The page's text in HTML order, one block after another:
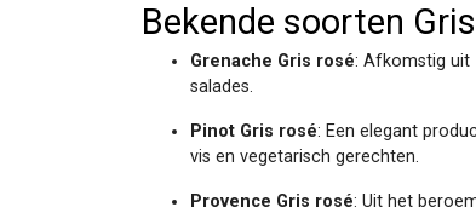
Bekende soorten
Grenache Gris rosé: Afkomstig uit
salades.
Pinot Gris rosé: Een elegant
vis en vegetarisch gerechten.
Provence Gris rosé: Uit het